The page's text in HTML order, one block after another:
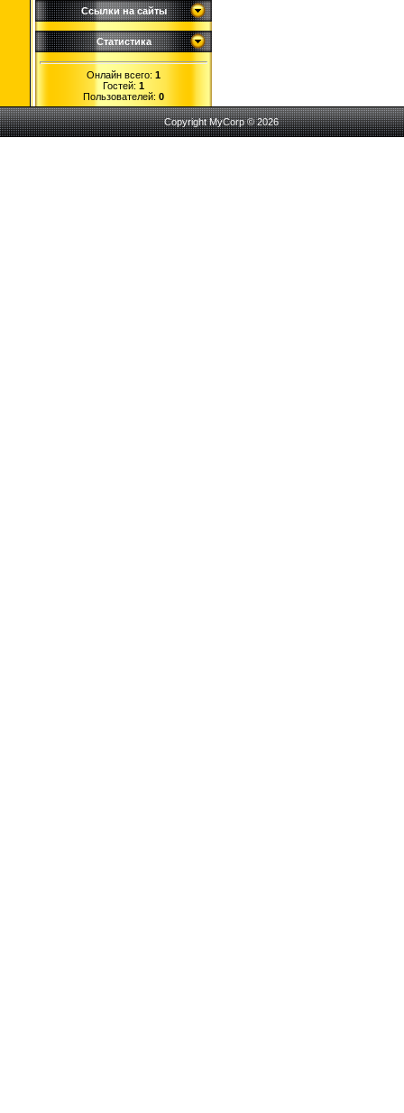
Ссылки на сайты
Статистика
Онлайн всего: 1
Гостей: 1
Пользователей: 0
Copyright MyCorp © 2026